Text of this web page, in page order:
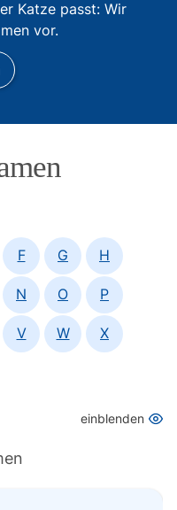
Katze passt: Wir
vor.
F G H
N O P
V W X
einblenden